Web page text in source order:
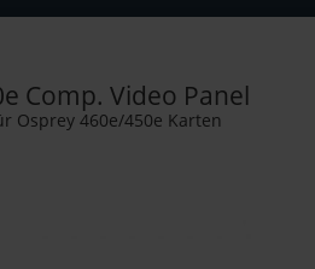
Comp. Video Panel
Osprey 460e/450e Karten